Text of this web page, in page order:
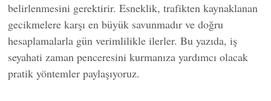
belirlenmesini gerektirir. Esneklik, trafikten kaynaklanan
gecikmelere karşı en büyük savunmadır ve doğru
hesaplamalarla gün verimlilikle ilerler. Bu yazıda, iş
seyahati zaman penceresini kurmanıza yardımcı olacak
pratik yöntemler paylaşıyoruz.